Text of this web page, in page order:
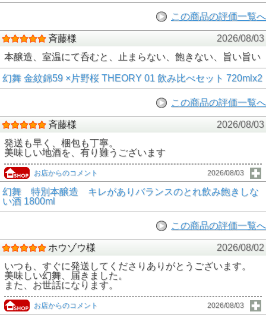
この商品の評価一覧へ
斉藤様
2026/08/03
本醸造、室温にて呑むと、止まらない、飽きない、旨い旨い
幻舞 金紋錦59 ×片野桜 THEORY 01 飲み比べセット 720mlx2
この商品の評価一覧へ
斉藤様
2026/08/03
発送も早く、梱包も丁寧。
美味しい地酒を、有り難うございます
お店からのコメント 2026/08/03
幻舞 特別本醸造 キレがありバランスのとれ飲み飽きしな
い酒 1800ml
この商品の評価一覧へ
ホウゾウ様
2026/08/02
いつも、すぐに発送してくださりありがとうございます。
美味しい幻舞、届きました。
また、お世話になります。
お店からのコメント 2026/08/03